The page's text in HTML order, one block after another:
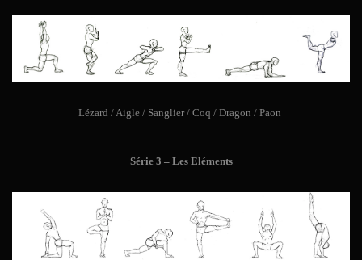
Lézard / Aigle / Sanglier / Coq / Dragon / Paon
Série 3 – Les Eléments